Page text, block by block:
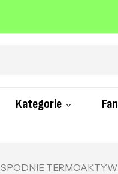
Kategorie
SPODNIE